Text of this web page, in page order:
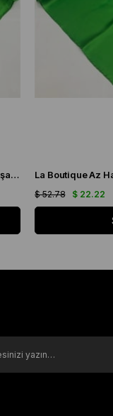
La Boutique Az Hatalı Çim Yeşili Sura İpek Eşarp 23289
$ 22.22
$ 52.78